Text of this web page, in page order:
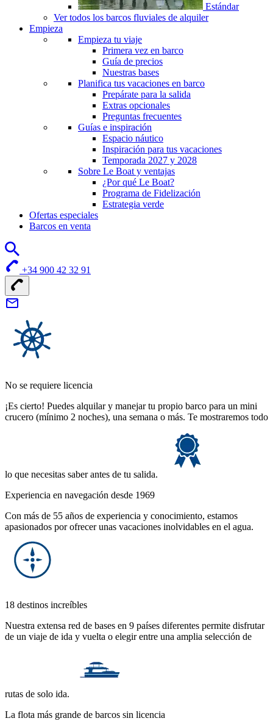
Estándar
Ver todos los barcos fluviales de alquiler
Empieza
Empieza tu viaje
Primera vez en barco
Guía de precios
Nuestras bases
Planifica tus vacaciones en barco
Prepárate para la salida
Extras opcionales
Preguntas frecuentes
Guías e inspiración
Espacio náutico
Inspiración para tus vacaciones
Temporada 2027 y 2028
Sobre Le Boat y ventajas
¿Por qué Le Boat?
Programa de Fidelización
Estrategia verde
Ofertas especiales
Barcos en venta
+34 900 42 32 91
No se requiere licencia
¡Es cierto! Puedes alquilar y manejar tu propio barco para un mini
crucero (mínimo 2 noches), una semana o más. Te mostraremos todo
lo que necesitas saber antes de tu salida.
Experiencia en navegación desde 1969
Con más de 55 años de experiencia y conocimiento, estamos
apasionados por ofrecer unas vacaciones inolvidables en el agua.
18 destinos increíbles
Nuestra extensa red de bases en 9 países diferentes permite disfrutar
de un viaje de ida y vuelta o elegir entre una amplia selección de
rutas de solo ida.
La flota más grande de barcos sin licencia